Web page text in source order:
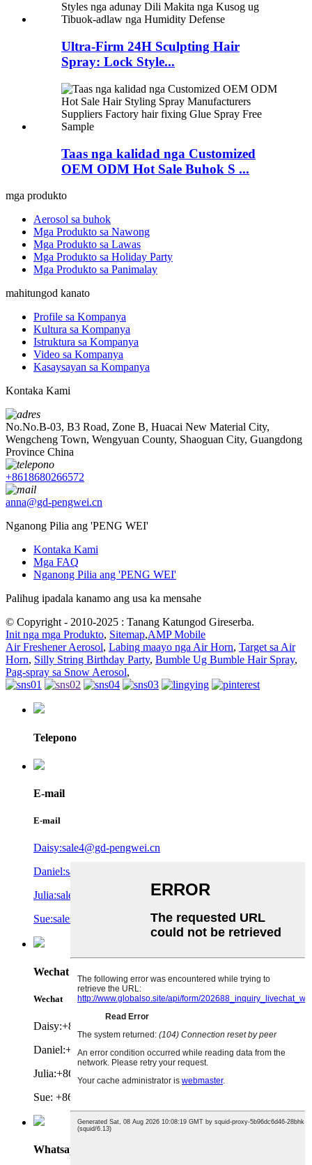
Ultra-Firm 24H Sculpting Hair
Spray: Lock Style...
Taas nga kalidad nga Customized
OEM ODM Hot Sale Buhok S ...
mga produkto
Aerosol sa buhok
Mga Produkto sa Nawong
Mga Produkto sa Lawas
Mga Produkto sa Holiday Party
Mga Produkto sa Panimalay
mahitungod kanato
Profile sa Kompanya
Kultura sa Kompanya
Istruktura sa Kompanya
Video sa Kompanya
Kasaysayan sa Kompanya
Kontaka Kami
No.No.B-03, B3 Road, Zone B, Huacai New Material City,
Wengcheng Town, Wengyuan County, Shaoguan City, Guangdong
Province China
+8618680266572
anna@gd-pengwei.cn
Nganong Pilia ang 'PENG WEI'
Kontaka Kami
Mga FAQ
Nganong Pilia ang 'PENG WEI'
Palihug ipadala kanamo ang usa ka mensahe
© Copyright - 2010-2025 : Tanang Katungod Gireserba.
Init nga mga Produkto, Sitemap,AMP Mobile
Air Freshener Aerosol, Labing maayo nga Air Horn, Target sa Air
Horn, Silly String Birthday Party, Bumble Ug Bumble Hair Spray,
Pag-spray sa Snow Aerosol,
Telepono
E-mail
E-mail
Daisy:sale4@gd-pengwei.cn
Daniel:sales8@gd-pengwei.cn
Julia:sale2@gd-pengwei.cn
Sue:sales5@gd-pengwei.cn
Wechat
Wechat
Daisy:+86 19927149012
Daniel:+86 18011843168
Julia:+86 19927147067
Sue: +86 19927126824
Whatsapp